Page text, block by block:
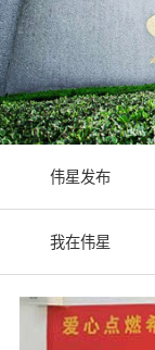
伟星发布
我在伟星